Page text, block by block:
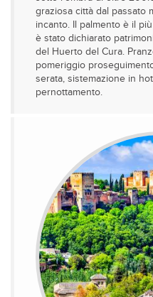
graziosa città dal passato
incanto. Il palmento è il
è stato dichiarato
del Huerto del Cura.
pomeriggio
serata, sistemazione in
pernottamento.